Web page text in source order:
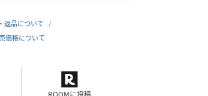
返品について
価格について